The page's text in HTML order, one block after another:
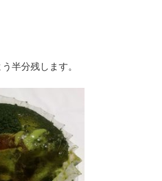
半分残します。